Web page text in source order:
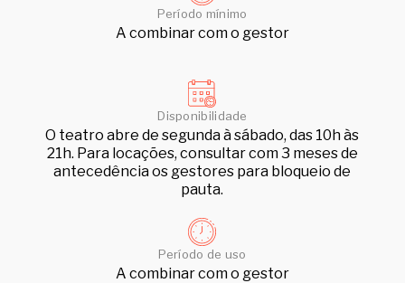
Período mínimo
A combinar com o gestor
Disponibilidade
O teatro abre de segunda à sábado, das 10h às
21h. Para locações, consultar com 3 meses de
antecedência os gestores para bloqueio de
pauta.
Período de uso
A combinar com o gestor